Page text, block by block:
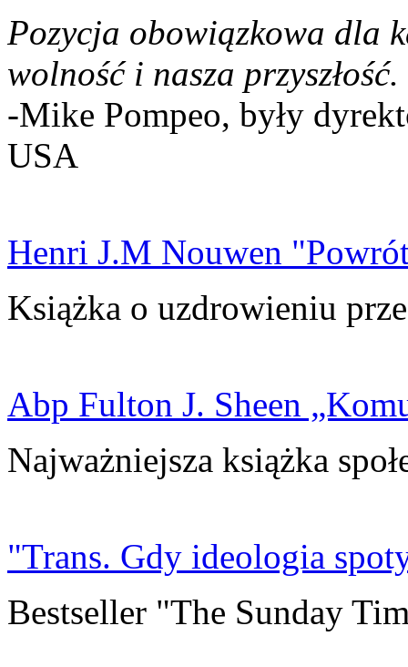
Pozycja obowiązkowa dla
wolność i nasza przyszłość.
-Mike Pompeo, były
USA
Henri J.M Nouwen
Książka o uzdrowieniu
Abp Fulton J. Sheen
Najważniejsza książka
"Trans. Gdy ideologia
Bestseller "The Sunday